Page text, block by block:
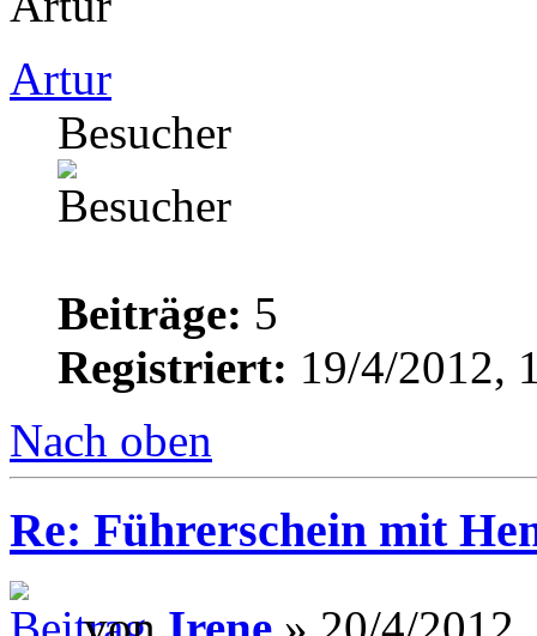
Artur
Besucher
Beiträge: 5
Registriert: 19/4/2012,
Nach oben
Re: Führerschein mit